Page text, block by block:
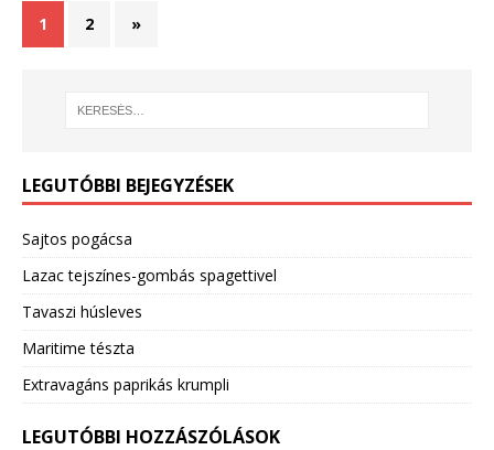
1 2 »
LEGUTÓBBI BEJEGYZÉSEK
Sajtos pogácsa
Lazac tejszínes-gombás spagettivel
Tavaszi húsleves
Maritime tészta
Extravagáns paprikás krumpli
LEGUTÓBBI HOZZÁSZÓLÁSOK